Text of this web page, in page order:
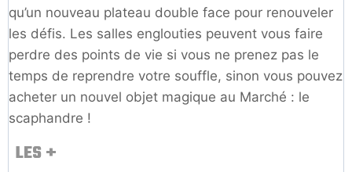
qu’un nouveau plateau double face pour renouveler
les défis. Les salles englouties peuvent vous faire
perdre des points de vie si vous ne prenez pas le
temps de reprendre votre souffle, sinon vous pouvez
acheter un nouvel objet magique au Marché : le
scaphandre !
LES +